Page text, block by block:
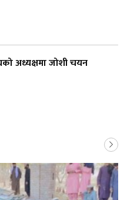
अध्यक्षमा जोशी चयन